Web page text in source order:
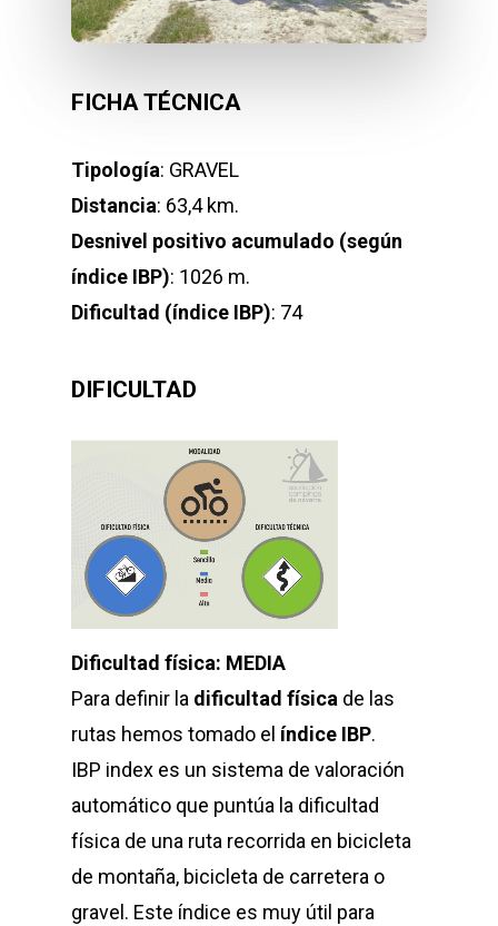
FICHA TÉCNICA
Tipología: GRAVEL
Distancia: 63,4 km.
Desnivel positivo acumulado (según
índice IBP): 1026 m.
Dificultad (índice IBP): 74
DIFICULTAD
Dificultad física: MEDIA
Para definir la dificultad física de las
rutas hemos tomado el índice IBP.
IBP index es un sistema de valoración
automático que puntúa la dificultad
física de una ruta recorrida en bicicleta
de montaña, bicicleta de carretera o
gravel. Este índice es muy útil para